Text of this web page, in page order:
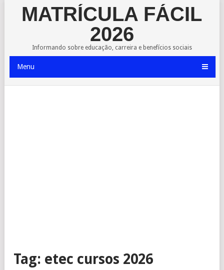
MATRÍCULA FÁCIL
2026
Informando sobre educação, carreira e benefícios sociais
Menu
Tag: etec cursos 2026